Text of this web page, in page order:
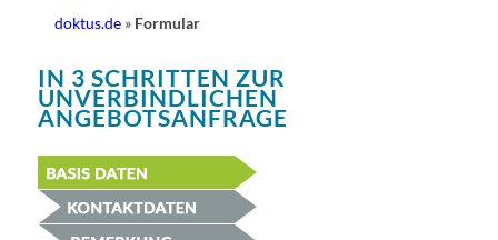
doktus.de» Formular
IN 3 SCHRITTEN ZUR
UNVERBINDLICHEN
ANGEBOTSANFRAGE